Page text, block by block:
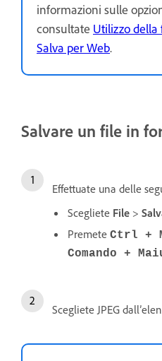
informazioni sulle
consultate Utilizzo
Salva per Web.
Salvare un file in
Effettuate una delle
Scegliete File >
Premete Ctrl +
Comando +
Scegliete JPEG